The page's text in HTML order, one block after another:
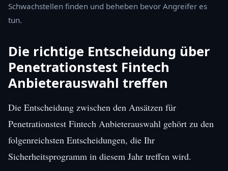
Schwachstellen finden und beheben bevor Angreifer es
tun.
Die richtige Entscheidung über
Penetrationstest Fintech
Anbieterauswahl treffen
Die Entscheidung zwischen den Ansätzen für
Penetrationstest Fintech Anbieterauswahl gehört zu den
folgenreichsten Entscheidungen, die Ihr
Sicherheitsprogramm in diesem Jahr treffen wird.